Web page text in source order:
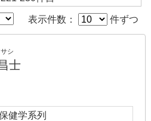
表示件数： 件ずつ
シ
士
健学系列